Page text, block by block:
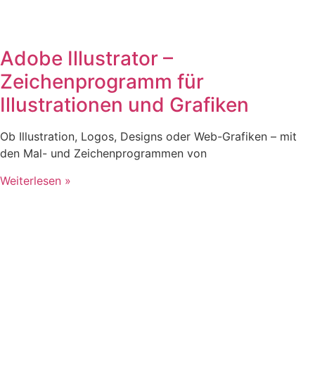
Adobe Illustrator –
Zeichenprogramm für
Illustrationen und Grafiken
Ob Illustration, Logos, Designs oder Web-Grafiken – mit
den Mal- und Zeichenprogrammen von
Weiterlesen »